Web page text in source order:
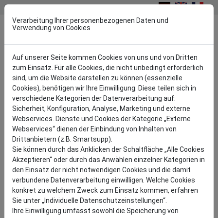
DFGB Architektur
Referenzen Lochblech in der Architektur
Parkhaus Hirschgarten Erfurt
PARKHAUS "AM HIRSCHGARTEN"
ERFURT
Verarbeitung Ihrer personenbezogenen Daten und
Verwendung von Cookies
Auf unserer Seite kommen Cookies von uns und von Dritten
zum Einsatz. Für alle Cookies, die nicht unbedingt erforderlich
sind, um die Website darstellen zu können (essenzielle
Cookies), benötigen wir Ihre Einwilligung. Diese teilen sich in
verschiedene Kategorien der Datenverarbeitung auf:
Sicherheit, Konfiguration, Analyse, Marketing und externe
Webservices. Dienste und Cookies der Kategorie „Externe
Webservices“ dienen der Einbindung von Inhalten von
Drittanbietern (z.B. Smartsupp).
Sie können durch das Anklicken der Schaltfläche „Alle Cookies
Akzeptieren“ oder durch das Anwählen einzelner Kategorien in
den Einsatz der nicht notwendigen Cookies und die damit
verbundene Datenverarbeitung einwilligen. Welche Cookies
konkret zu welchem Zweck zum Einsatz kommen, erfahren
Sie unter „Individuelle Datenschutzeinstellungen“.
Ihre Einwilligung umfasst sowohl die Speicherung von